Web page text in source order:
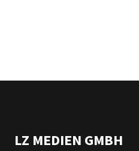
LZ MEDIEN GMBH